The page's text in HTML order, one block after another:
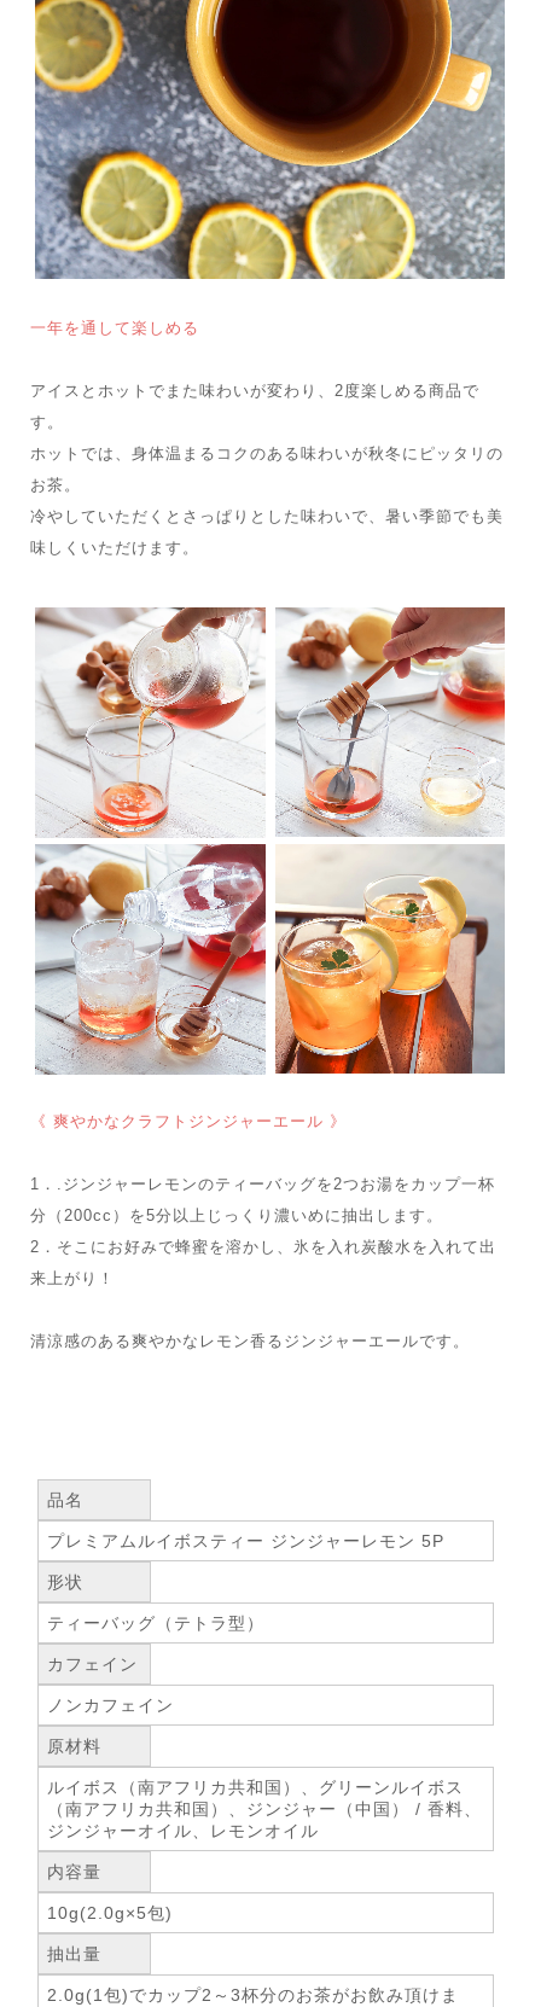
一年を通して楽しめる
アイスとホットでまた味わいが変わり、2度楽しめる商品で
す。
ホットでは、身体温まるコクのある味わいが秋冬にピッタリの
お茶。
冷やしていただくとさっぱりとした味わいで、暑い季節でも美
味しくいただけます。
《 爽やかなクラフトジンジャーエール 》
1．.ジンジャーレモンのティーバッグを2つお湯をカップ一杯
分（200cc）を5分以上じっくり濃いめに抽出します。
2．そこにお好みで蜂蜜を溶かし、氷を入れ炭酸水を入れて出
来上がり！
清涼感のある爽やかなレモン香るジンジャーエールです。
品名
プレミアムルイボスティー ジンジャーレモン 5P
形状
ティーバッグ（テトラ型）
カフェイン
ノンカフェイン
原材料
ルイボス（南アフリカ共和国）、グリーンルイボス
（南アフリカ共和国）、ジンジャー（中国） / 香料、
ジンジャーオイル、レモンオイル
内容量
10g(2.0g×5包)
抽出量
2.0g(1包)でカップ2～3杯分のお茶がお飲み頂けま